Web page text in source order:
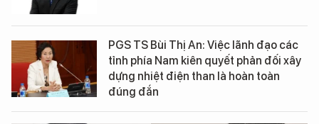
PGS TS Bùi Thị An: Việc lãnh đạo các
tỉnh phía Nam kiên quyết phản đối xây
dựng nhiệt điện than là hoàn toàn
đúng đắn